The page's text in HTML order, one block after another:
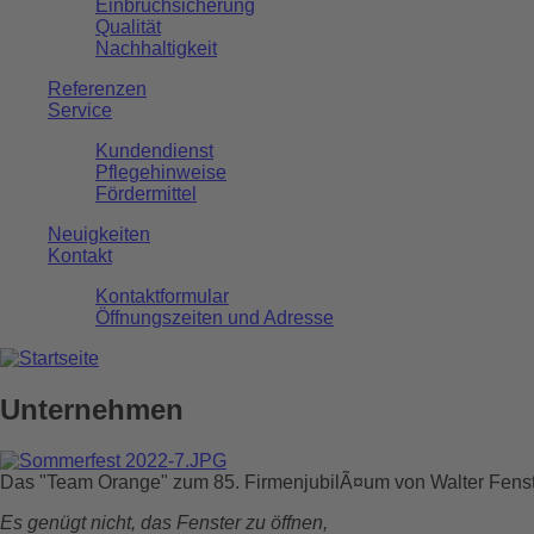
Einbruchsicherung
Qualität
Nachhaltigkeit
Referenzen
Service
Kundendienst
Pflegehinweise
Fördermittel
Neuigkeiten
Kontakt
Kontaktformular
Öffnungszeiten und Adresse
Unternehmen
Das "Team Orange" zum 85. FirmenjubilÃ¤um von Walter
Es genügt nicht, das Fenster zu öffnen,